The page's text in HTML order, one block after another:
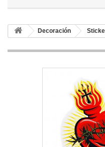
Decoración